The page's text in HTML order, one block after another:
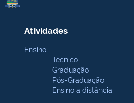
Atividades
Ensino
Técnico
Graduação
Pós-Graduação
Ensino a distância